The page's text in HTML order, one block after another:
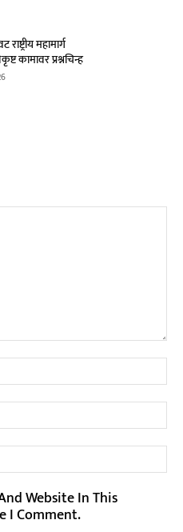
महामार्ग
कामावर प्रश्नचिन्ह
Website In This
I Comment.